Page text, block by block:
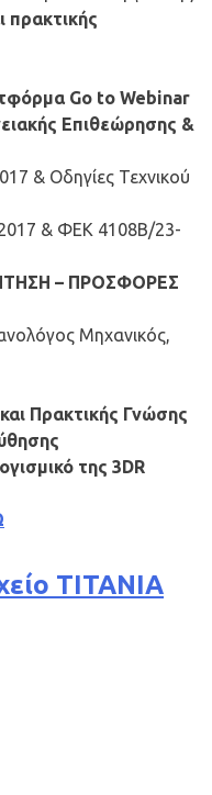
πρακτικής
Go to Webinar
Επιθεώρησης &
Τεχνικού
ΦΕΚ 4108Β/23-
– ΠΡΟΣΦΟΡΕΣ
Μηχανικός,
Πρακτικής Γνώσης
της 3DR
ΤΙΤΑΝΙΑ